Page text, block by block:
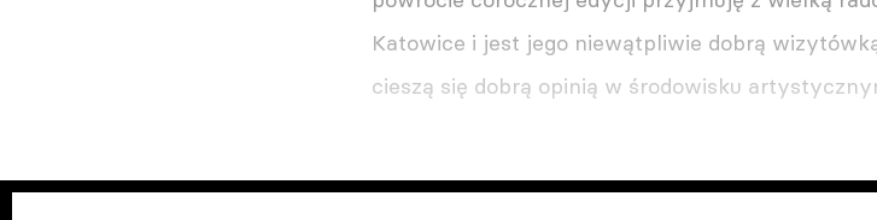
Katowice i jest jego niewątpliwie dobrą
cieszą się dobrą opinią w środowisku